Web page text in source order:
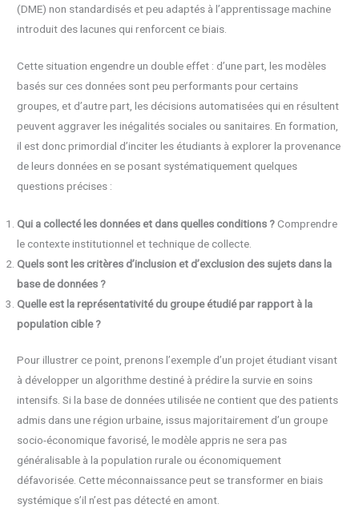
(DME) non standardisés et peu adaptés à l’apprentissage machine
introduit des lacunes qui renforcent ce biais.
Cette situation engendre un double effet : d’une part, les modèles
basés sur ces données sont peu performants pour certains
groupes, et d’autre part, les décisions automatisées qui en résultent
peuvent aggraver les inégalités sociales ou sanitaires. En formation,
il est donc primordial d’inciter les étudiants à explorer la provenance
de leurs données en se posant systématiquement quelques
questions précises :
Qui a collecté les données et dans quelles conditions ?Comprendre
le contexte institutionnel et technique de collecte.
Quels sont les critères d’inclusion et d’exclusion des sujets dans la
base de données ?
Quelle est la représentativité du groupe étudié par rapport à la
population cible ?
Pour illustrer ce point, prenons l’exemple d’un projet étudiant visant
à développer un algorithme destiné à prédire la survie en soins
intensifs. Si la base de données utilisée ne contient que des patients
admis dans une région urbaine, issus majoritairement d’un groupe
socio-économique favorisé, le modèle appris ne sera pas
généralisable à la population rurale ou économiquement
défavorisée. Cette méconnaissance peut se transformer en biais
systémique s’il n’est pas détecté en amont.